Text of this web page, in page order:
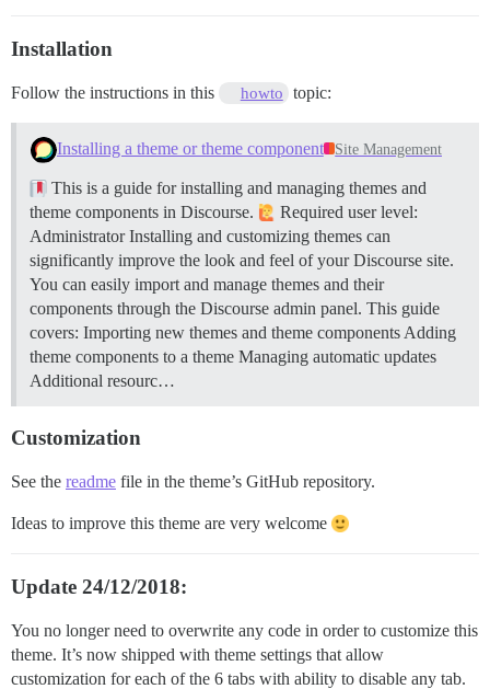
Installation
Follow the instructions in this howto topic:
Installing a theme or theme component Site Management
This is a guide for installing and managing themes and
theme components in Discourse.
Required user level:
Administrator Installing and customizing themes can
significantly improve the look and feel of your Discourse site.
You can easily import and manage themes and their
components through the Discourse admin panel. This guide
covers: Importing new themes and theme components Adding
theme components to a theme Managing automatic updates
Additional resourc…
Customization
See the readme file in the theme’s GitHub repository.
Ideas to improve this theme are very welcome
Update 24/12/2018:
You no longer need to overwrite any code in order to customize this
theme. It’s now shipped with theme settings that allow
customization for each of the 6 tabs with ability to disable any tab.